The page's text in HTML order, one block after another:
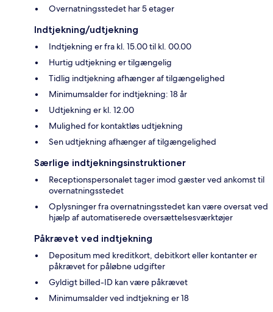
Overnatningsstedet har 5 etager
Indtjekning/udtjekning
Indtjekning er fra kl. 15.00 til kl. 00.00
Hurtig udtjekning er tilgængelig
Tidlig indtjekning afhænger af tilgængelighed
Minimumsalder for indtjekning: 18 år
Udtjekning er kl. 12.00
Mulighed for kontaktløs udtjekning
Sen udtjekning afhænger af tilgængelighed
Særlige indtjekningsinstruktioner
Receptionspersonalet tager imod gæster ved ankomst til
overnatningsstedet
Oplysninger fra overnatningsstedet kan være oversat ved
hjælp af automatiserede oversættelsesværktøjer
Påkrævet ved indtjekning
Depositum med kreditkort, debitkort eller kontanter er
påkrævet for påløbne udgifter
Gyldigt billed-ID kan være påkrævet
Minimumsalder ved indtjekning er 18